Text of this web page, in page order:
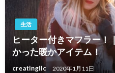
生活
ヒーター付きマフラー！
かった暖かアイテム！
creatingllc 2020年1月11日